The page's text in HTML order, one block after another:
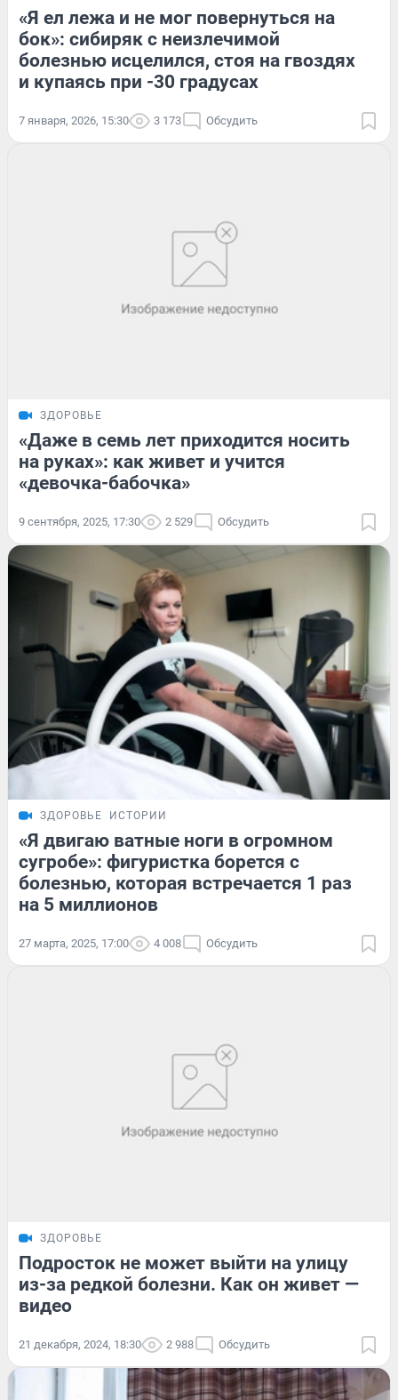
«Я ел лежа и не мог повернуться на
бок»: сибиряк с неизлечимой
болезнью исцелился, стоя на гвоздях
и купаясь при -30 градусах
7 января, 2026, 15:30 3 173 Обсудить
ЗДОРОВЬЕ
«Даже в семь лет приходится носить
на руках»: как живет и учится
«девочка-бабочка»
9 сентября, 2025, 17:30 2 529 Обсудить
ЗДОРОВЬЕ ИСТОРИИ
«Я двигаю ватные ноги в огромном
сугробе»: фигуристка борется с
болезнью, которая встречается 1 раз
на 5 миллионов
27 марта, 2025, 17:00 4 008 Обсудить
ЗДОРОВЬЕ
Подросток не может выйти на улицу
из-за редкой болезни. Как он живет —
видео
21 декабря, 2024, 18:30 2 988 Обсудить